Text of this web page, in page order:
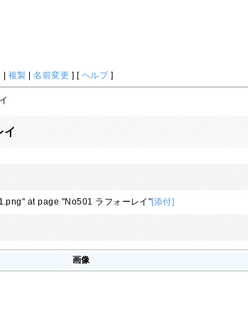
| 複製 |名前変更 ] [ ヘルプ]
イ
at page "No501 ラフォーレイ"[添付]
画像